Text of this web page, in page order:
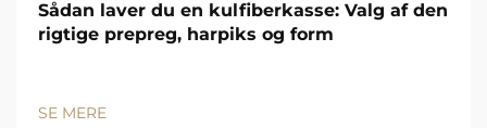
Sådan laver du en kulfiberkasse: Valg af den
rigtige prepreg, harpiks og form
SE MERE